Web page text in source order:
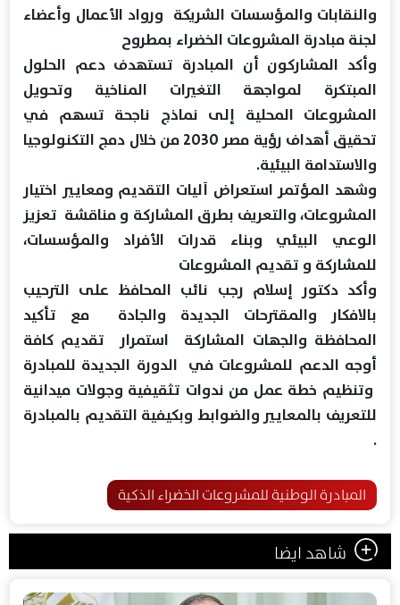
والنقابات والمؤسسات الشريكة ورواد الأعمال وأعضاء
لجنة مبادرة المشروعات الخضراء بمطروح
وأكد المشاركون أن المبادرة تستهدف دعم الحلول
المبتكرة لمواجهة التغيرات المناخية وتحويل
المشروعات المحلية إلى نماذج ناجحة تسهم في
تحقيق أهداف رؤية مصر 2030 من خلال دمج التكنولوجيا
والاستدامة البيئية.
وشهد المؤتمر استعراض آليات التقديم ومعايير اختيار
المشروعات، والتعريف بطرق المشاركة و مناقشة تعزيز
الوعي البيئي وبناء قدرات الأفراد والمؤسسات،
للمشاركة و تقديم المشروعات
وأكد دكتور إسلام رجب نائب المحافظ على الترحيب
بالافكار والمقترحات الجديدة والجادة مع تأكيد
المحافظة والجهات المشاركة استمرار تقديم كافة
أوجه الدعم للمشروعات في الدورة الجديدة للمبادرة
وتنظيم خطة عمل من ندوات تثقيفية وجولات ميدانية
للتعريف بالمعايير والضوابط وبكيفية التقديم بالمبادرة
.
المبادرة الوطنية للمشروعات الخضراء الذكية
شاهد ايضا